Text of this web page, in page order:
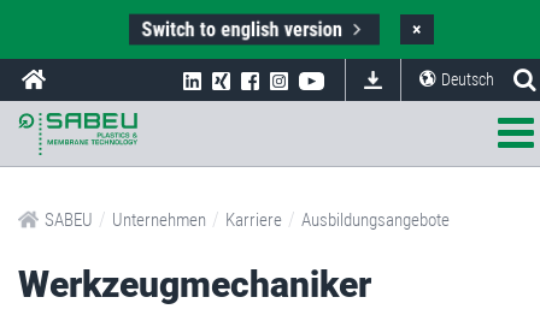
Switch to english version ×
Deutsch
SABEU / Unternehmen / Karriere / Ausbildungsangebote
Werkzeugmechaniker